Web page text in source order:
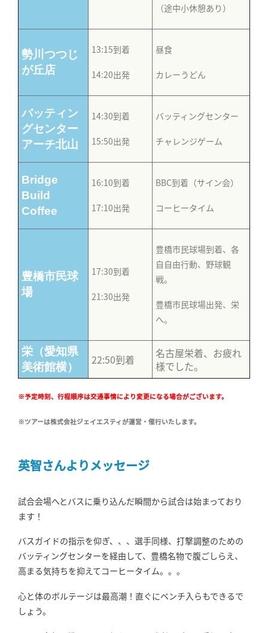
（途中小休憩あり）
勢川つつじ
が丘店
13:15到着
14:20出発
昼食
カレーうどん
バッティン
グセンター
アーチ北山
14:30到着
15:50出発
バッティングセンター
チャレンジゲーム
Bridge
Build
Coffee
16:10到着
17:10出発
BBC到着（サイン会）
コーヒータイム
豊橋市民球
場
17:30到着
21:30出発
豊橋市民球場到着、各
自自由行動、野球観
戦。
豊橋市民球場出発、栄
へ。
栄（愛知県
美術館横）
22:50到着
名古屋栄着、お疲れ
様でした。
※予定時刻、行程順序は交通事情により変更になる場合がございます。
※ツアーは株式会社ジェイエスティが運営・催行いたします。
英智さんよりメッセージ
試合会場へとバスに乗り込んだ瞬間から試合は始まっており
ます！
バスガイドの指示を仰ぎ、、、選手同様、打撃調整のための
バッティングセンターを経由して、豊橋名物で腹ごしらえ、
高まる気持ちを抑えてコーヒータイム。。。
心と体のボルテージは最高潮！直ぐにベンチ入らもできるで
しょう。